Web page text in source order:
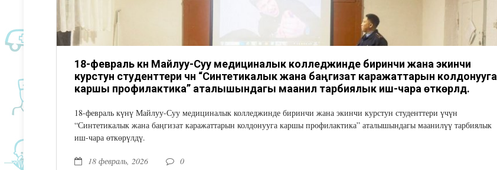
18-февраль күнү Майлуу-Суу медициналык колледжинде биринчи жана экинчи
курстун студенттери үчүн “Синтетикалык жана баңгизат каражаттарын колдонууга
каршы профилактика” аталышындагы маанилүү тарбиялык иш-чара өткөрүлдү.
18-февраль күнү Майлуу-Суу медициналык колледжинде биринчи жана экинчи курстун студенттери үчүн
“Синтетикалык жана баңгизат каражаттарын колдонууга каршы профилактика” аталышындагы маанилүү тарбиялык
иш-чара өткөрүлдү.
18 февраль, 2026 0